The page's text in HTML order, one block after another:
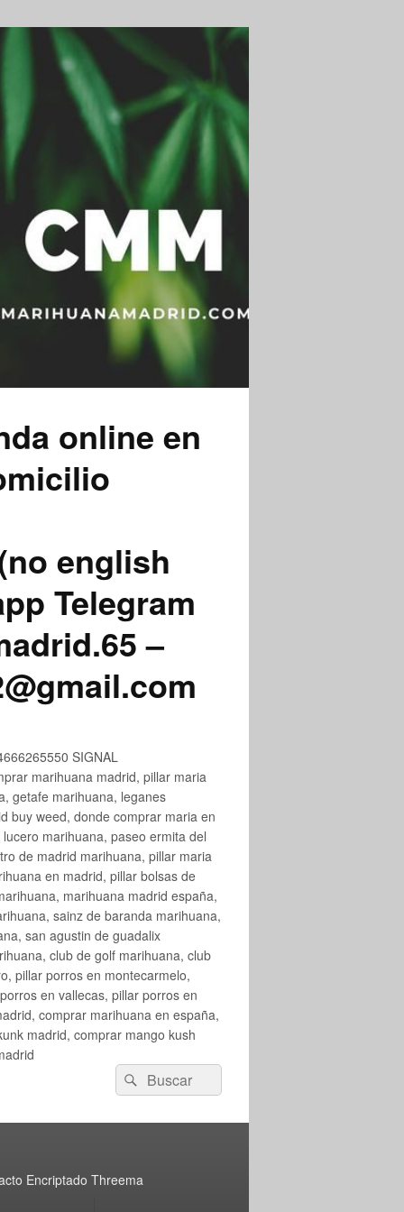
online en
english
Telegram
–
SIGNAL
marihuana madrid, pillar maria
getafe marihuana, leganes
buy weed, donde comprar maria en
marihuana, paseo ermita del
de madrid marihuana, pillar maria
en madrid, pillar bolsas de
marihuana madrid españa,
sainz de baranda marihuana,
san agustin de guadalix
club de golf marihuana, club
pillar porros en montecarmelo,
en vallecas, pillar porros en
comprar marihuana en españa,
madrid, comprar mango kush
Buscar
por:
Buscar
Encriptado Threema